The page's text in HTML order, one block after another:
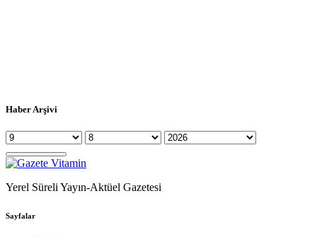
Haber Arşivi
Yerel Süreli Yayın-Aktüel Gazetesi
Sayfalar